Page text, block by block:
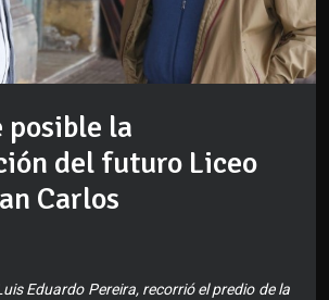
posible la
del futuro Liceo
Carlos
Eduardo Pereira, recorrió el predio de la